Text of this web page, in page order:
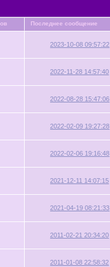
Последнее сообщение
2023-10-08 09:57:22
2022-11-28 14:57:40
2022-08-28 15:47:06
2022-02-09 19:27:28
2022-02-06 19:16:48
2021-12-11 14:07:15
2021-04-19 08:21:33
2011-02-21 20:34:20
2011-01-08 22:58:32